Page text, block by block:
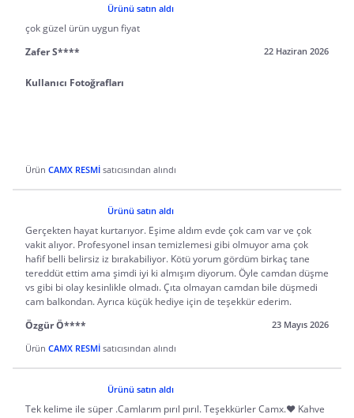
Ürünü satın aldı
çok güzel ürün uygun fiyat
Zafer S****
22 Haziran 2026
Kullanıcı Fotoğrafları
Ürün CAMX RESMİ satıcısından alındı
Ürünü satın aldı
Gerçekten hayat kurtarıyor. Eşime aldım evde çok cam var ve çok
vakit alıyor. Profesyonel insan temizlemesi gibi olmuyor ama çok
hafif belli belirsiz iz bırakabiliyor. Kötü yorum gördüm birkaç tane
tereddüt ettim ama şimdi iyi ki almışım diyorum. Öyle camdan düşme
vs gibi bi olay kesinlikle olmadı. Çıta olmayan camdan bile düşmedi
cam balkondan. Ayrıca küçük hediye için de teşekkür ederim.
Özgür Ö****
23 Mayıs 2026
Ürün CAMX RESMİ satıcısından alındı
Ürünü satın aldı
Tek kelime ile süper .Camlarım pırıl pırıl. Teşekkürler Camx.❤️ Kahve